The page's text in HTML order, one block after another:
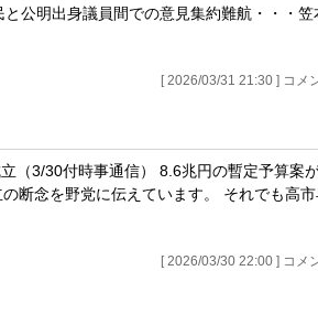
公明出身議員間での意見集約難航・・・笠
[ 2026/03/31 21:30 ] コメ
（3/30付時事通信） 8.6兆円の暫定予算案
断念を野党に伝えています。 それでも高
[ 2026/03/30 22:00 ] コメ